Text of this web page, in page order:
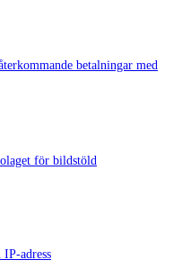
betalningar med
för bildstöld
adress